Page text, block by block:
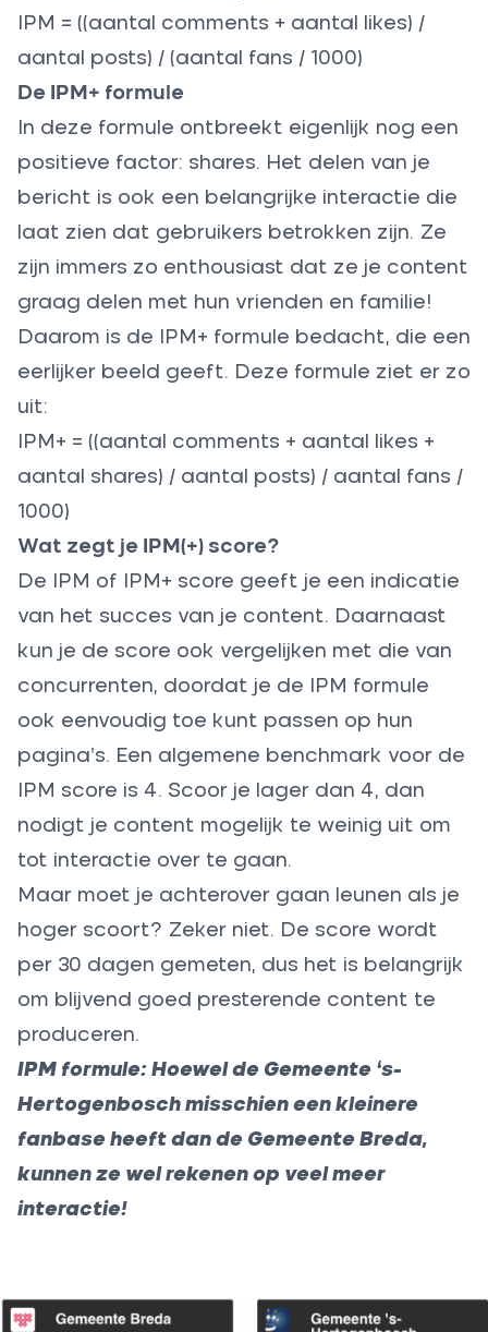
IPM = ((aantal comments + aantal likes) /
aantal posts) / (aantal fans / 1000)
De IPM+ formule
In deze formule ontbreekt eigenlijk nog een
positieve factor: shares. Het delen van je
bericht is ook een belangrijke interactie die
laat zien dat gebruikers betrokken zijn. Ze
zijn immers zo enthousiast dat ze je content
graag delen met hun vrienden en familie!
Daarom is de IPM+ formule bedacht, die een
eerlijker beeld geeft. Deze formule ziet er zo
uit:
IPM+ = ((aantal comments + aantal likes +
aantal shares) / aantal posts) / aantal fans /
1000)
Wat zegt je IPM(+) score?
De IPM of IPM+ score geeft je een indicatie
van het succes van je content. Daarnaast
kun je de score ook vergelijken met die van
concurrenten, doordat je de IPM formule
ook eenvoudig toe kunt passen op hun
pagina’s. Een algemene benchmark voor de
IPM score is 4. Scoor je lager dan 4, dan
nodigt je content mogelijk te weinig uit om
tot interactie over te gaan.
Maar moet je achterover gaan leunen als je
hoger scoort? Zeker niet. De score wordt
per 30 dagen gemeten, dus het is belangrijk
om blijvend goed presterende content te
produceren.
IPM formule: Hoewel de Gemeente ‘s-
Hertogenbosch misschien een kleinere
fanbase heeft dan de Gemeente Breda,
kunnen ze wel rekenen op veel meer
interactie!